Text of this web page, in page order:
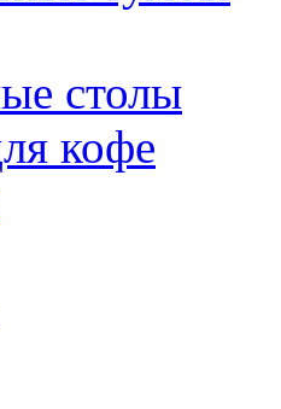
столы
кофе